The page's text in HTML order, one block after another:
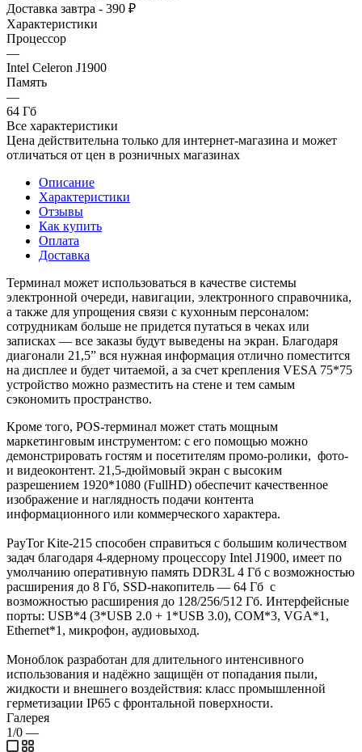
Доставка завтра - 390 ₽
Характеристики
Процессор
—
Intel Celeron J1900
Память
—
64 Гб
Все характеристики
Цена действительна только для интернет-магазина и может
отличаться от цен в розничных магазинах
Описание
Характеристики
Отзывы
Как купить
Оплата
Доставка
Терминал может использоваться в качестве системы
электронной очереди, навигации, электронного справочника,
а также для упрощения связи с кухонным персоналом:
сотрудникам больше не придется путаться в чеках или
записках — все заказы будут выведены на экран. Благодаря
диагонали 21,5” вся нужная информация отлично поместится
на дисплее и будет читаемой, а за счет крепления VESA 75*75
устройство можно разместить на стене и тем самым
сэкономить пространство.
Кроме того, POS-терминал может стать мощным
маркетинговым инструментом: с его помощью можно
демонстрировать гостям и посетителям промо-ролики, фото-
и видеоконтент. 21,5-дюймовый экран с высоким
разрешением 1920*1080 (FullHD) обеспечит качественное
изображение и наглядность подачи контента
информационного или коммерческого характера.
PayTor Kite-215 способен справиться с большим количеством
задач благодаря 4-ядерному процессору Intel J1900, имеет по
умолчанию оперативную память DDR3L 4 Гб с возможностью
расширения до 8 Гб, SSD-накопитель — 64 Гб с
возможностью расширения до 128/256/512 Гб. Интерфейсные
порты: USB*4 (3*USB 2.0 + 1*USB 3.0), COM*3, VGA*1,
Ethernet*1, микрофон, аудиовыход.
Моноблок разработан для длительного интенсивного
использования и надёжно защищён от попадания пыли,
жидкости и внешнего воздействия: класс промышленной
герметизации IP65 с фронтальной поверхности.
Галерея
1/0 —